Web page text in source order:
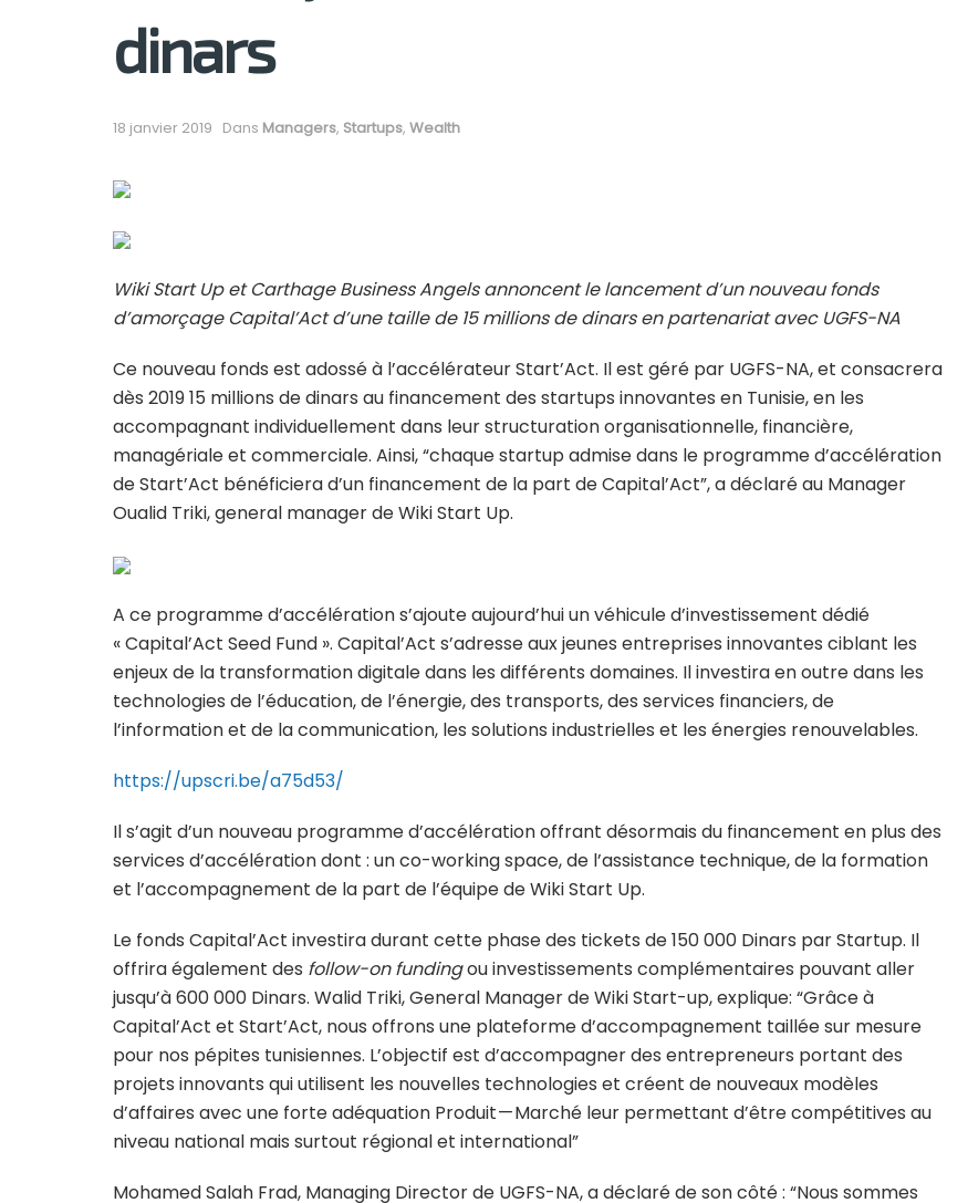
dinars
18 janvier 2019 Dans Managers, Startups, Wealth
Wiki Start Up et Carthage Business Angels annoncent le lancement d’un nouveau fonds
d’amorçage Capital’Act d’une taille de 15 millions de dinars en partenariat avec UGFS-NA
Ce nouveau fonds est adossé à l’accélérateur Start’Act. Il est géré par UGFS-NA, et consacrera
dès 2019 15 millions de dinars au financement des startups innovantes en Tunisie, en les
accompagnant individuellement dans leur structuration organisationnelle, financière,
managériale et commerciale. Ainsi, “chaque startup admise dans le programme d’accélération
de Start’Act bénéficiera d’un financement de la part de Capital’Act”, a déclaré au Manager
Oualid Triki, general manager de Wiki Start Up.
A ce programme d’accélération s’ajoute aujourd’hui un véhicule d’investissement dédié
« Capital’Act Seed Fund ». Capital’Act s’adresse aux jeunes entreprises innovantes ciblant les
enjeux de la transformation digitale dans les différents domaines. Il investira en outre dans les
technologies de l’éducation, de l’énergie, des transports, des services financiers, de
l’information et de la communication, les solutions industrielles et les énergies renouvelables.
https://upscri.be/a75d53/
Il s’agit d’un nouveau programme d’accélération offrant désormais du financement en plus des
services d’accélération dont : un co-working space, de l’assistance technique, de la formation
et l’accompagnement de la part de l’équipe de Wiki Start Up.
Le fonds Capital’Act investira durant cette phase des tickets de 150 000 Dinars par Startup. Il
offrira également des follow-on fundingou investissements complémentaires pouvant aller
jusqu’à 600 000 Dinars. Walid Triki, General Manager de Wiki Start-up, explique: “Grâce à
Capital’Act et Start’Act, nous offrons une plateforme d’accompagnement taillée sur mesure
pour nos pépites tunisiennes. L’objectif est d’accompagner des entrepreneurs portant des
projets innovants qui utilisent les nouvelles technologies et créent de nouveaux modèles
d’affaires avec une forte adéquation Produit — Marché leur permettant d’être compétitives au
niveau national mais surtout régional et international”
Mohamed Salah Frad, Managing Director de UGFS-NA, a déclaré de son côté : “Nous sommes